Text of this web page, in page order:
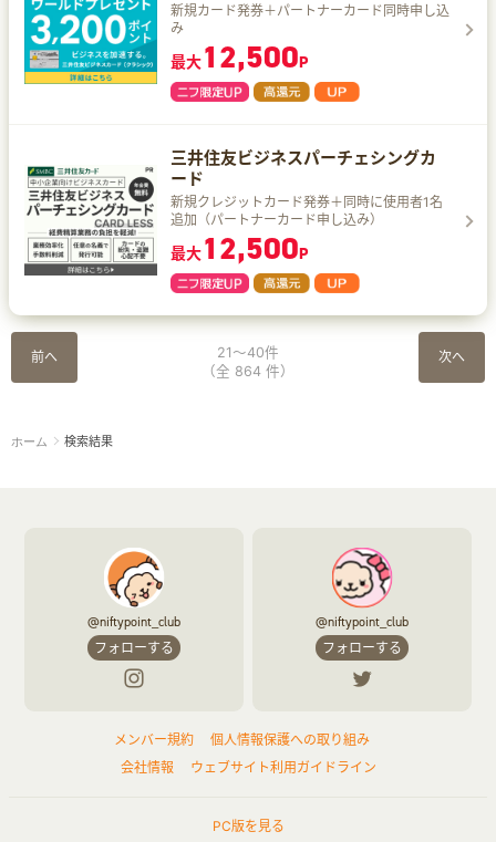
新規カード発券＋パートナーカード同時申し込
み
最大12,500P
三井住友ビジネスパーチェシングカ
ード
新規クレジットカード発券＋同時に使用者1名
追加（パートナーカード申し込み）
最大12,500P
前へ 次へ
21～40件
（全 864 件）
ホーム 検索結果
@niftypoint_club
フォローする
@niftypoint_club
フォローする
メンバー規約
個人情報保護への取り組み
会社情報
ウェブサイト利用ガイドライン
PC版を見る